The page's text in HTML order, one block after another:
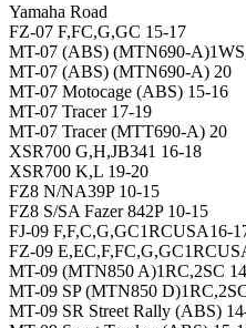
Yamaha Road
FZ-07 F,FC,G,GC 15-17
MT-07 (ABS) (MTN690-
MT-07 (ABS) (MTN690-A) 20
MT-07 Motocage (ABS) 15-16
MT-07 Tracer 17-19
MT-07 Tracer (MTT690-A) 20
XSR700 G,H,JB341 16-18
XSR700 K,L 19-20
FZ8 N/NA39P 10-15
FZ8 S/SA Fazer 842P 10-15
FJ-09 F,F,C,G,GC1RCUSA16-
FZ-09
MT-09 (MTN850 A)1RC,2SC
MT-09 SP (MTN850
MT-09 SR Street Rally (ABS)